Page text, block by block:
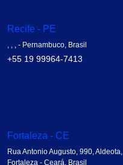
Recife - PE
, , , - Pernambuco, Brasil
+55 19 99964-7413
Fortaleza - CE
Rua Antonio Augusto, 990, Aldeota,
Fortaleza - Ceará, Brasil